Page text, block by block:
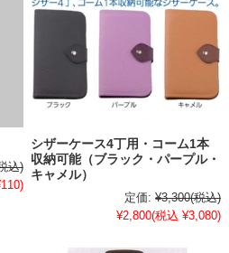
込)
シザーケース4丁用・コーム1本
収納可能（ブラック・パープル・
キャメル）
定価: ¥3,300(税込)
¥2,800(税込 ¥3,080)